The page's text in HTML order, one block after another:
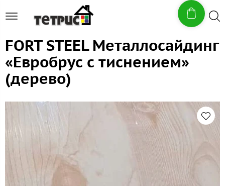
FORT STEEL Металлосайдинг
«Евробрус с тиснением»
(дерево)